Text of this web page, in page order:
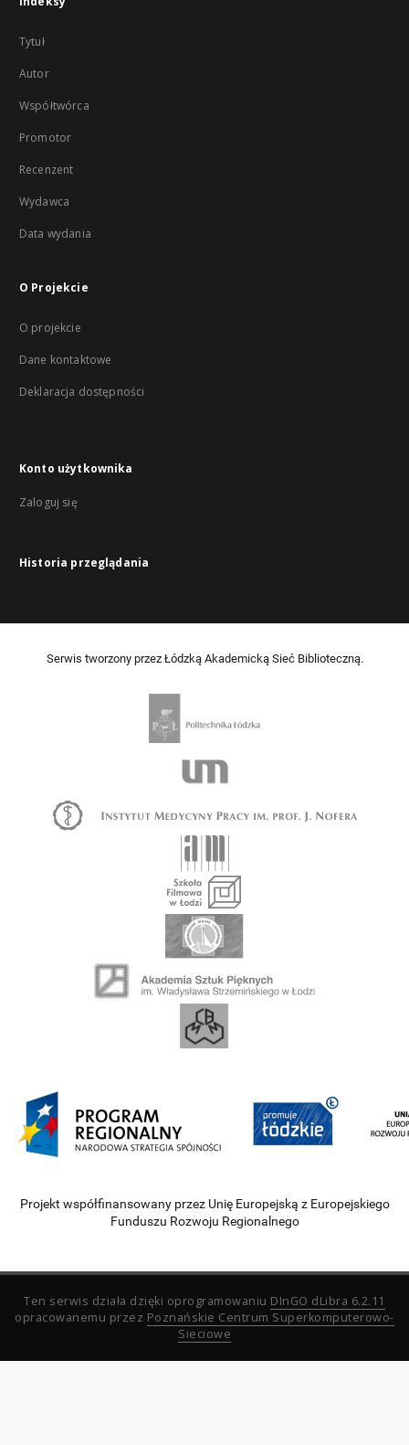
Tytuł
Autor
Współtwórca
Promotor
Recenzent
Wydawca
Data wydania
O Projekcie
O projekcie
Dane kontaktowe
Deklaracja dostępności
Konto użytkownika
Zaloguj się
Historia przeglądania
Serwis tworzony przez Łódzką Akademicką Sieć Biblioteczną.
Projekt współfinansowany przez Unię Europejską z Europejskiego
Funduszu Rozwoju Regionalnego
Ten serwis działa dzięki oprogramowaniu DInGO dLibra 6.2.11
opracowanemu przez Poznańskie Centrum Superkomputerowo-
Sieciowe